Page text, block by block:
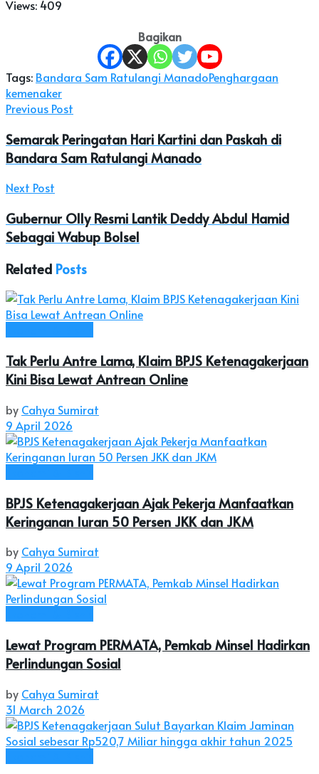
Views:409
Bagikan
Tags: Bandara Sam Ratulangi ManadoPenghargaan
kemenaker
Previous Post
Semarak Peringatan Hari Kartini dan Paskah di
Bandara Sam Ratulangi Manado
Next Post
Gubernur Olly Resmi Lantik Deddy Abdul Hamid
Sebagai Wabup Bolsel
Related Posts
Tak Perlu Antre Lama, Klaim BPJS Ketenagakerjaan
Kini Bisa Lewat Antrean Online
by Cahya Sumirat
9 April 2026
BPJS Ketenagakerjaan Ajak Pekerja Manfaatkan
Keringanan Iuran 50 Persen JKK dan JKM
by Cahya Sumirat
9 April 2026
Lewat Program PERMATA, Pemkab Minsel Hadirkan
Perlindungan Sosial
by Cahya Sumirat
31 March 2026